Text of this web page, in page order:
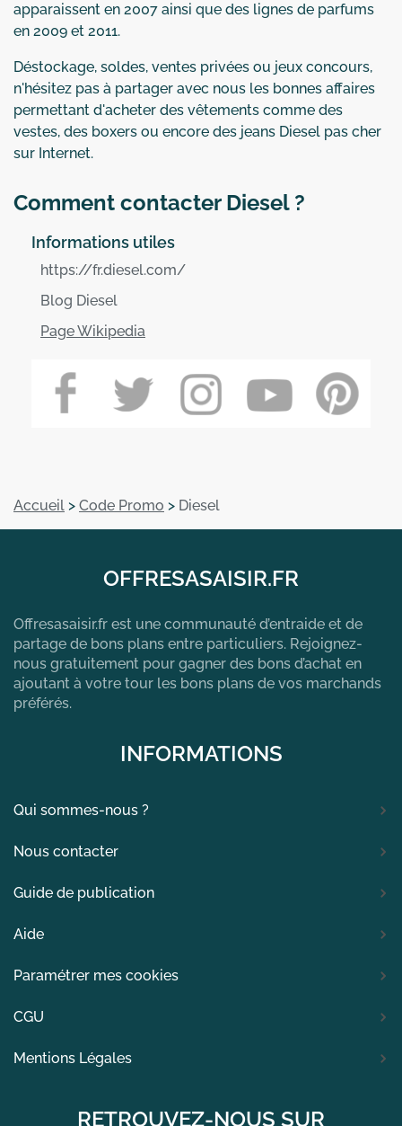
apparaissent en 2007 ainsi que des lignes de parfums
en 2009 et 2011.
Déstockage, soldes, ventes privées ou jeux concours,
n'hésitez pas à partager avec nous les bonnes affaires
permettant d'acheter des vêtements comme des
vestes, des boxers ou encore des jeans Diesel pas cher
sur Internet.
Comment contacter Diesel ?
Informations utiles
https://fr.diesel.com/
Blog Diesel
Page Wikipedia
Accueil > Code Promo > Diesel
OFFRESASAISIR.FR
Offresasaisir.fr est une communauté d’entraide et de
partage de bons plans entre particuliers. Rejoignez-
nous gratuitement pour gagner des bons d’achat en
ajoutant à votre tour les bons plans de vos marchands
préférés.
INFORMATIONS
Qui sommes-nous ?
Nous contacter
Guide de publication
Aide
Paramétrer mes cookies
CGU
Mentions Légales
RETROUVEZ-NOUS SUR